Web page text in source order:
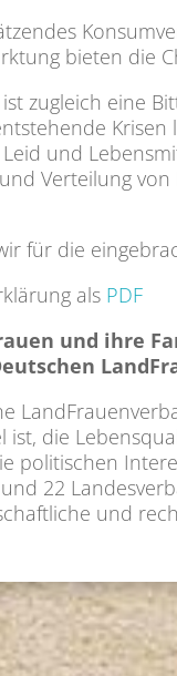
bieten die
zugleich eine
Krisen
Leid und
Verteilung
für die
als PDF
und ihre
ist, die
politischen
22
und